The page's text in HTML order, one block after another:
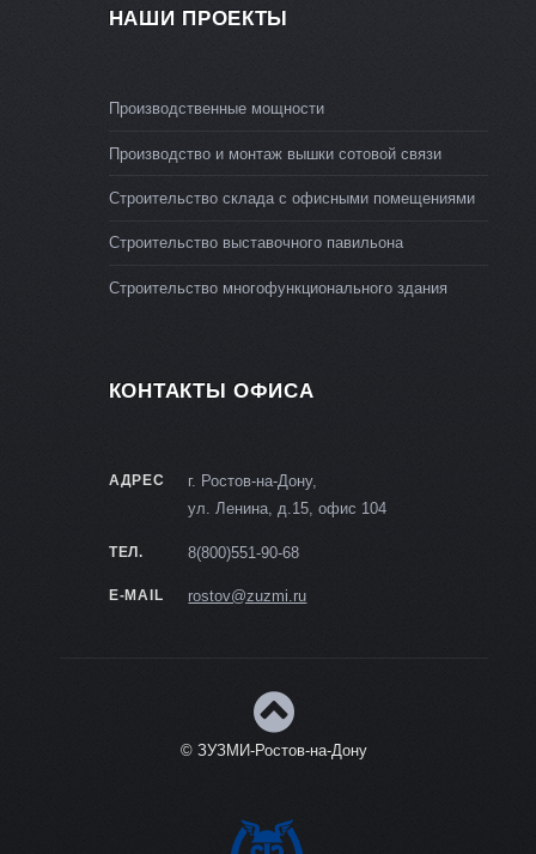
НАШИ ПРОЕКТЫ
Производственные мощности
Производство и монтаж вышки сотовой связи
Строительство склада с офисными помещениями
Строительство выставочного павильона
Строительство многофункционального здания
КОНТАКТЫ ОФИСА
АДРЕС
г. Ростов-на-Дону,
ул. Ленина, д.15, офис 104
ТЕЛ. 8(800)551-90-68
E-MAIL rostov@zuzmi.ru
© ЗУЗМИ-Ростов-на-Дону